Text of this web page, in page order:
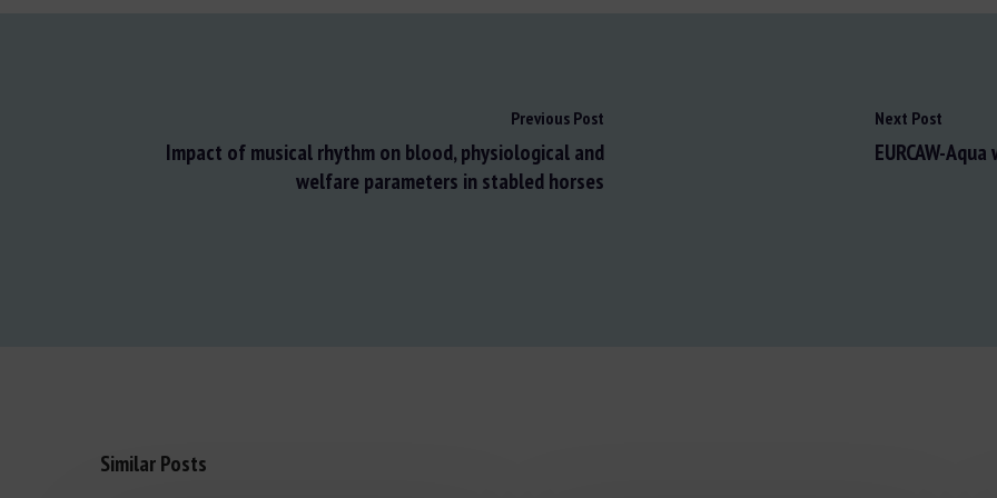
Previous Post
Impact of musical rhythm on blood, physiological and
welfare parameters in stabled horses
Next Post
EURCAW-
Similar Posts